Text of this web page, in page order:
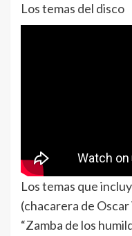
Los temas del disco
Los temas que
(chacarera de
“Zamba de los